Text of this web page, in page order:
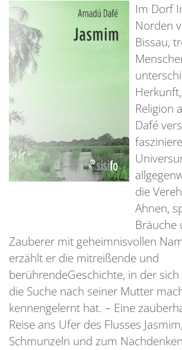
Im Dorf
Norden
Bissau,
Religion
Dafé
die
Ahnen,
Bräuche
Zauberer mit geheimnisvollen
erzählt er die mitreißende und
berührendeGeschichte, in der
die Suche nach seiner Mutter
kennengelernt hat. – Eine
Reise ans Ufer des Flusses
Schmunzeln und zum